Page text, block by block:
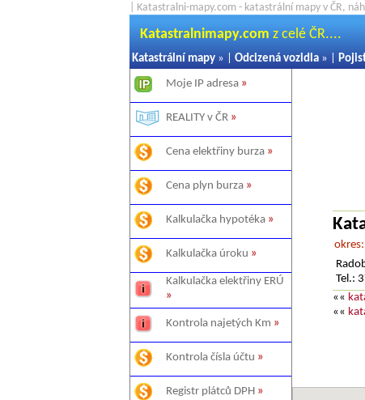
| Katastralni-mapy.com - katastrální mapy v ČR,
Katastralnimapy.com z celé ČR....
Katastrální mapy » | Odcizená vozidla » |
Moje IP adresa »
REALITY v ČR »
Cena elektřiny burza »
Cena plyn burza »
Kalkulačka hypotéka »
Kalkulačka úroku »
Kalkulačka elektřiny ERÚ
»
Kontrola najetých Km »
Kontrola čísla účtu »
Registr plátců DPH »
Tel.:
««
««